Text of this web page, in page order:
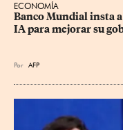
ECONOMÍA
Banco Mundial insta
IA para mejorar su
Por AFP